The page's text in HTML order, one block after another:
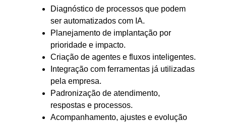
Diagnóstico de processos que podem
ser automatizados com IA.
Planejamento de implantação por
prioridade e impacto.
Criação de agentes e fluxos inteligentes.
Integração com ferramentas já utilizadas
pela empresa.
Padronização de atendimento,
respostas e processos.
Acompanhamento, ajustes e evolução